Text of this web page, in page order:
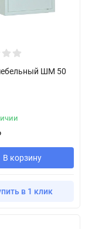
ШМ 50
В корзину
в 1 клик